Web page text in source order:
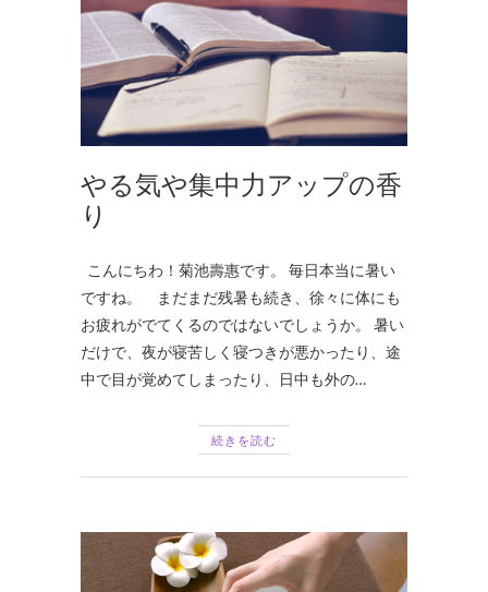
やる気や集中力アップの香
り
こんにちわ！菊池壽惠です。 毎日本当に暑い
ですね。 まだまだ残暑も続き、徐々に体にも
お疲れがでてくるのではないでしょうか。 暑い
だけで、夜が寝苦しく寝つきが悪かったり、途
中で目が覚めてしまったり、日中も外の…
続きを読む